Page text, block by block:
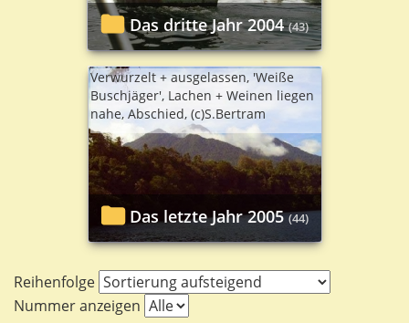
Das dritte Jahr 2004 (43)
Das letzte Jahr 2005 (44)
Verwurzelt + ausgelassen, 'Weiße
Buschjäger', Lachen + Weinen liegen
nahe, Abschied, (c)S.Bertram
Reihenfolge
Nummer anzeigen